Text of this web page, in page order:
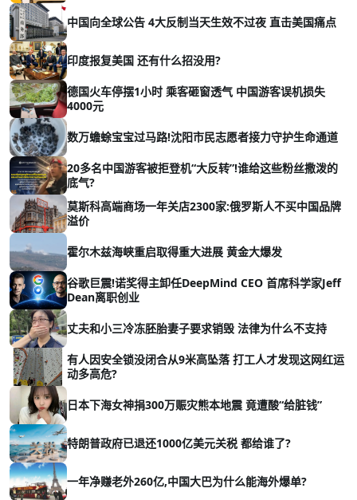
中国向全球公告 4大反制当天生效不过夜 直击美国痛点
印度报复美国 还有什么招没用?
德国火车停摆1小时 乘客砸窗透气 中国游客误机损失
4000元
数万蟾蜍宝宝过马路!沈阳市民志愿者接力守护生命通道
20多名中国游客被拒登机“大反转”!谁给这些粉丝撒泼的
底气?
莫斯科高端商场一年关店2300家:俄罗斯人不买中国品牌
溢价
霍尔木兹海峡重启取得重大进展 黄金大爆发
谷歌巨震!诺奖得主卸任DeepMind CEO 首席科学家Jeff
Dean离职创业
丈夫和小三冷冻胚胎妻子要求销毁 法律为什么不支持
有人因安全锁没闭合从9米高坠落 打工人才发现这网红运
动多高危?
日本下海女神捐300万赈灾熊本地震 竟遭酸“给脏钱”
特朗普政府已退还1000亿美元关税 都给谁了?
一年净赚老外260亿,中国大巴为什么能海外爆单?